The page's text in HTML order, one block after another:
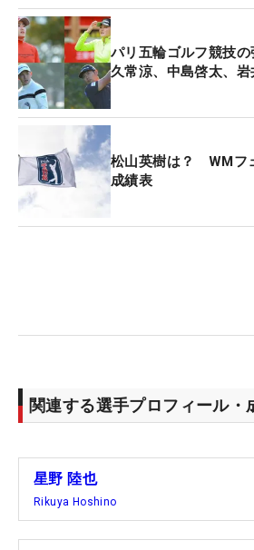
パリ五輪ゴルフ競技
久常涼、中島啓太、
松山英樹は？ WMフ
成績表
関連する選手プロフィール・
星野 陸也
Rikuya Hoshino